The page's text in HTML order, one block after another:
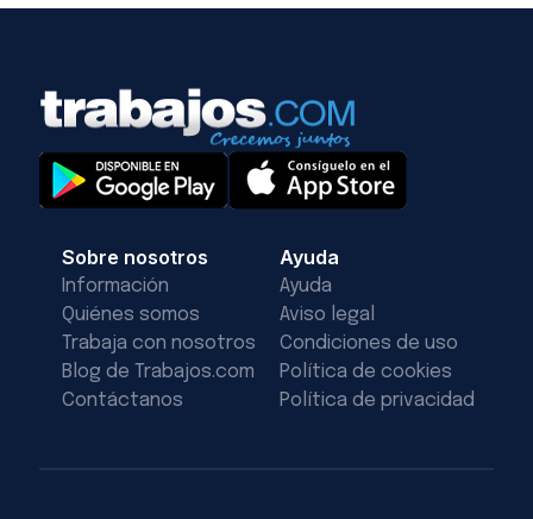
Sobre nosotros
Información
Quiénes somos
Trabaja con nosotros
Blog de Trabajos.com
Contáctanos
Ayuda
Ayuda
Aviso legal
Condiciones de uso
Política de cookies
Política de privacidad